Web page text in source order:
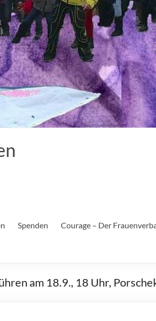
Spenden Courage – Der
am 18.9., 18 Uhr,